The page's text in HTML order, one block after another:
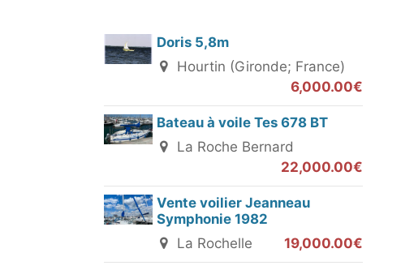
Doris 5,8m
Hourtin (Gironde; France)
6,000.00€
Bateau à voile Tes 678 BT
La Roche Bernard
22,000.00€
Vente voilier Jeanneau
Symphonie 1982
La Rochelle
19,000.00€